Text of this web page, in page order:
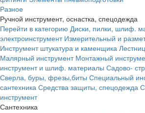
Разное
Ручной инструмент, оснастка, спецодежда
Перейти в категорию Диски, пилки, шлиф.
электроинструмент Измерительный и
Инструмент штукатура и каменщика
Малярный инструмент Монтажный
инструмент и шлиф. материалы Садово-
Сверла, буры, фрезы,биты Специальный
сантехника Средства защиты, спецодежда
инструмент
Сантехника